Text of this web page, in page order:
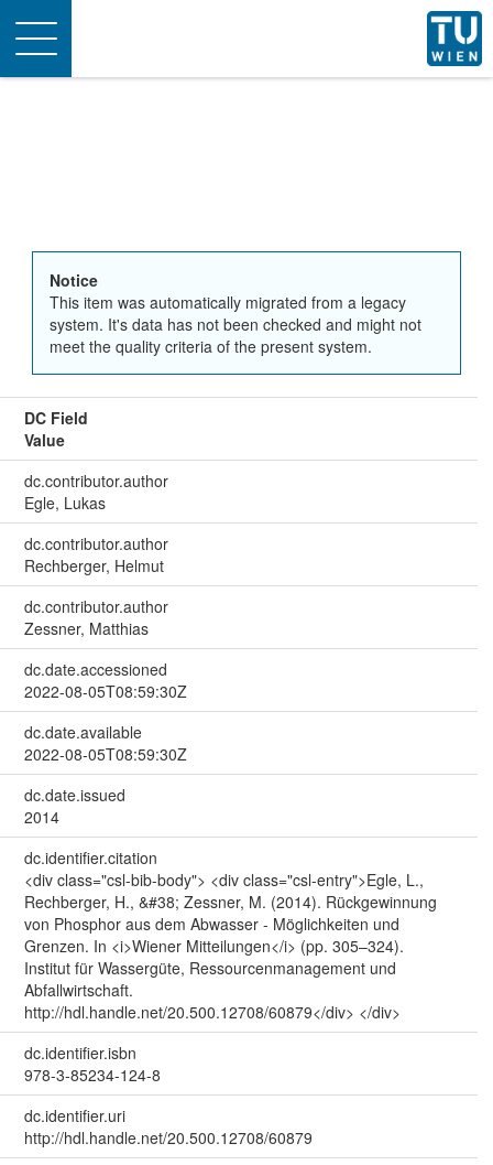
Toggle
navigation
Notice
This item was automatically migrated from a legacy
system. It's data has not been checked and might not
meet the quality criteria of the present system.
DC Field
Value
dc.contributor.author
Egle, Lukas
dc.contributor.author
Rechberger, Helmut
dc.contributor.author
Zessner, Matthias
dc.date.accessioned
2022-08-05T08:59:30Z
dc.date.available
2022-08-05T08:59:30Z
dc.date.issued
2014
dc.identifier.citation
<div class="csl-bib-body"> <div class="csl-entry">Egle, L.,
Rechberger, H., &#38; Zessner, M. (2014). Rückgewinnung
von Phosphor aus dem Abwasser - Möglichkeiten und
Grenzen. In <i>Wiener Mitteilungen</i> (pp. 305–324).
Institut für Wassergüte, Ressourcenmanagement und
Abfallwirtschaft.
http://hdl.handle.net/20.500.12708/60879</div> </div>
dc.identifier.isbn
978-3-85234-124-8
dc.identifier.uri
http://hdl.handle.net/20.500.12708/60879